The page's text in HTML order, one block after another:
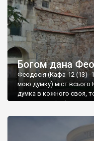
Богом дана
Феодосія (Кафа-12 (13) -
мою думку) міст всього
думка в кожного своя,
запрошую відвідати це